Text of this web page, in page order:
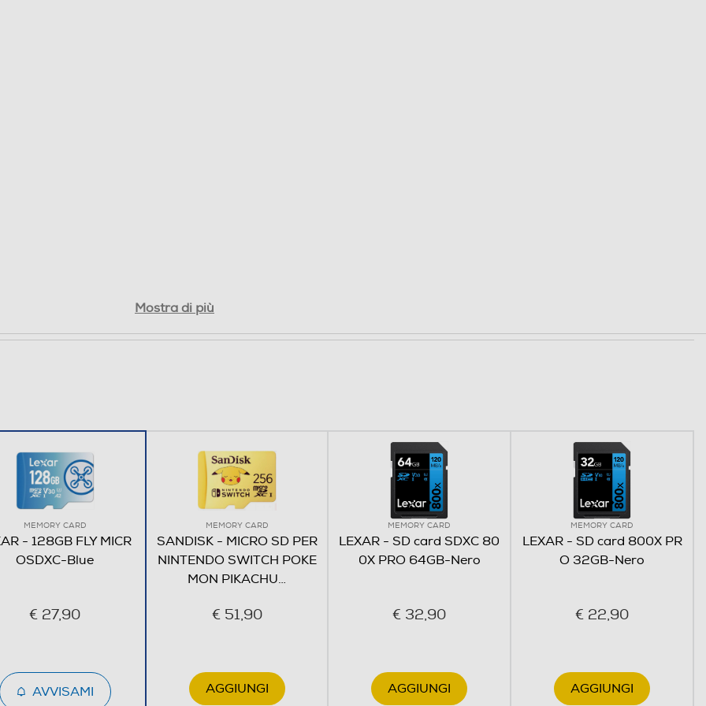
Mostra di più
MEMORY CARD
- 128GB FLY MICR
OSDXC-Blue
€ 27,90
AVVISAMI
MEMORY CARD
SANDISK - MICRO SD PER
NINTENDO SWITCH POKE
MON PIKACHU…
€ 51,90
AGGIUNGI
MEMORY CARD
LEXAR - SD card SDXC 80
0X PRO 64GB-Nero
€ 32,90
AGGIUNGI
MEMORY CARD
LEXAR - SD card 800X PR
O 32GB-Nero
€ 22,90
AGGIUNGI